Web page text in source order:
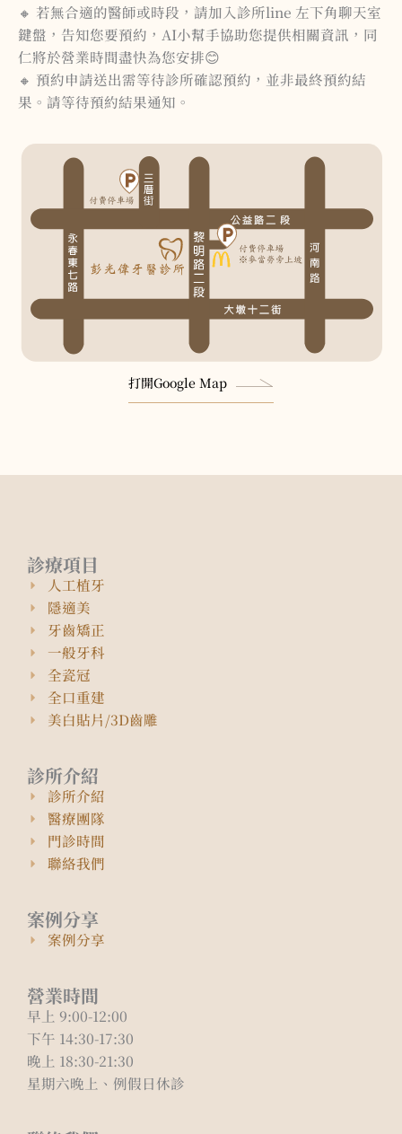
🔸 若無合適的醫師或時段，請加入診所line 左下角聊天室
鍵盤，告知您要預約，AI小幫手協助您提供相關資訊，同
仁將於營業時間盡快為您安排😊
🔸 預約申請送出需等待診所確認預約，並非最終預約結
果。請等待預約結果通知。
打開Google Map
診療項目
人工植牙
隱適美
牙齒矯正
一般牙科
全瓷冠
全口重建
美白貼片/3D齒雕
診所介紹
診所介紹
醫療團隊
門診時間
聯絡我們
案例分享
案例分享
營業時間
早上 9:00-12:00
下午 14:30-17:30
晚上 18:30-21:30
星期六晚上、例假日休診